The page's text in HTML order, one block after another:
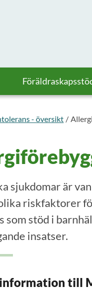
- översikt
sjukdomar är
riskfaktorer
som stöd i
insatser.
till